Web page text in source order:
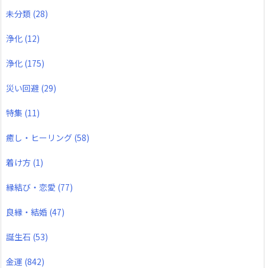
未分類 (28)
浄化 (12)
浄化 (175)
災い回避 (29)
特集 (11)
癒し・ヒーリング (58)
着け方 (1)
縁結び・恋愛 (77)
良縁・結婚 (47)
誕生石 (53)
金運 (842)